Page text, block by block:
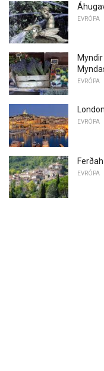
EVRÓPA
EVRÓPA
EVRÓPA
EVRÓPA